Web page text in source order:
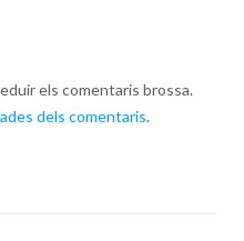
els comentaris brossa.
dels comentaris.